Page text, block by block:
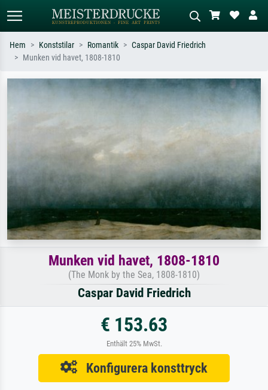
Sök efter konstnär, titel eller stil –
Beskriv scenen – t.ex. grön äng,
abstrakt med mycket rött, mörk
oljemålning, stående naken bredvid ett
Hem Konststilar Romantik
Caspar David Friedrich
Munken vid havet, 1808-1810
Munken vid havet, 1808-1810
(The Monk by the Sea, 1808-1810)
Caspar David Friedrich
€ 153.63
Enthält 25% MwSt.
Konfigurera konsttryck